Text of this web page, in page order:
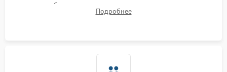
жалоб на отсутствие слива, нагрева, вращения
разбрызгивателей или срабатывание системы защиты
Подробнее